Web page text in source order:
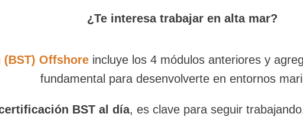
¿Te interesa trabajar en alta mar?
Offshore incluye los 4 módulos anteriores y
fundamental para desenvolverte en entornos
BST al día, es clave para seguir